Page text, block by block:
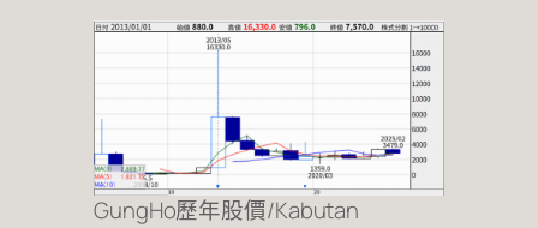
GungHo歷年股價/Kabutan